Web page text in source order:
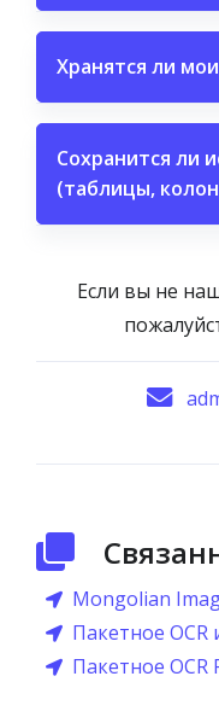
Хранятся ли
Сохранится ли
(таблицы,
Если вы не
Mongolian
Пакетное
Пакетное OCR